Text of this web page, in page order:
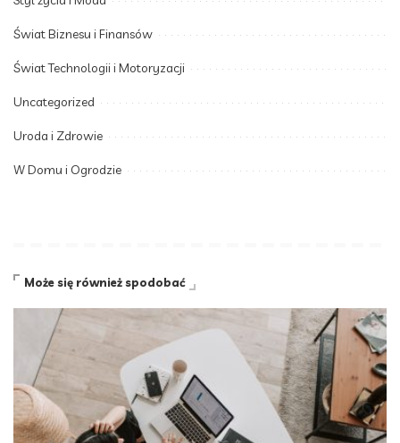
Świat Biznesu i Finansów
Świat Technologii i Motoryzacji
Uncategorized
Uroda i Zdrowie
W Domu i Ogrodzie
Może się również spodobać